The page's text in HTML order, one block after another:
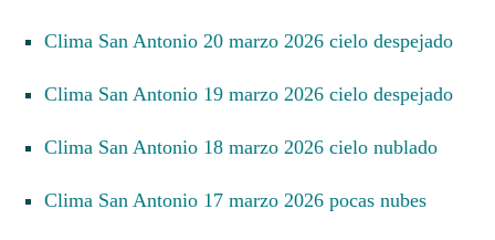
Clima San Antonio 20 marzo 2026 cielo despejado
Clima San Antonio 19 marzo 2026 cielo despejado
Clima San Antonio 18 marzo 2026 cielo nublado
Clima San Antonio 17 marzo 2026 pocas nubes